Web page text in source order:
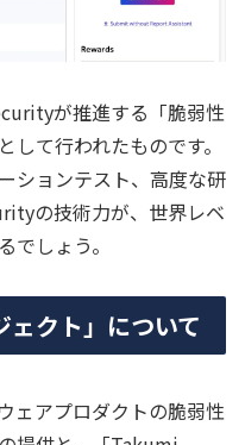
が推進する「脆弱性
て行われたものです。
ションテスト、高度な研
の技術力が、世界レベ
でしょう。
ェクト」について
ェアプロダクトの脆弱性